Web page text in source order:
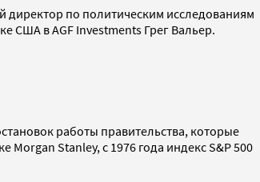
директор по политическим исследованиям
США в AGF Investments Грег Вальер.
работы правительства, которые
Morgan Stanley, с 1976 года индекс S&P 500